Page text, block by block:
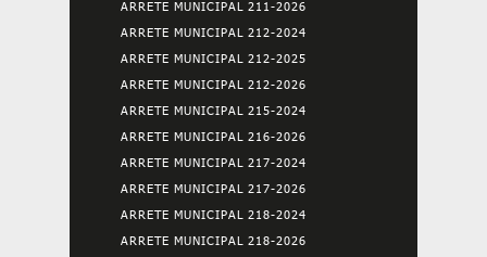
ARRETE MUNICIPAL 211-2026
ARRETE MUNICIPAL 212-2024
ARRETE MUNICIPAL 212-2025
ARRETE MUNICIPAL 212-2026
ARRETE MUNICIPAL 215-2024
ARRETE MUNICIPAL 216-2026
ARRETE MUNICIPAL 217-2024
ARRETE MUNICIPAL 217-2026
ARRETE MUNICIPAL 218-2024
ARRETE MUNICIPAL 218-2026